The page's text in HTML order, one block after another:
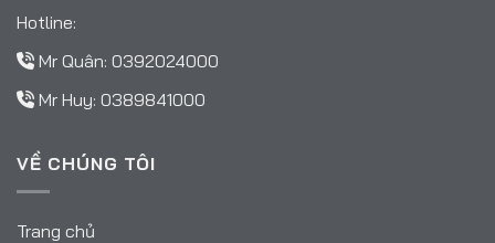
Hotline:
Mr Quân: 0392024000
Mr Huy: 0389841000
VỀ CHÚNG TÔI
Trang chủ